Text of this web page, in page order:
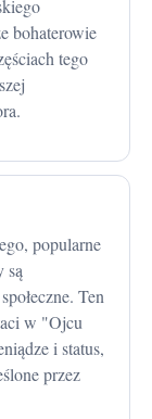
bohaterowie
tego
są
Ten
w "Ojcu
i status,
przez